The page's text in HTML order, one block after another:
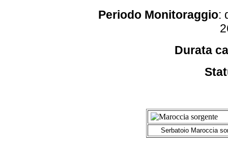
Periodo Monitoraggio:
Durata
Serbatoio Maroccia